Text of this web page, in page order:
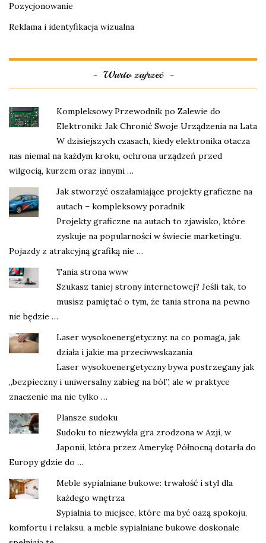
Pozycjonowanie
Reklama i identyfikacja wizualna
Warto zajrzeć
Kompleksowy Przewodnik po Zalewie do
Elektroniki: Jak Chronić Swoje Urządzenia na Lata
W dzisiejszych czasach, kiedy elektronika otacza
nas niemal na każdym kroku, ochrona urządzeń przed
wilgocią, kurzem oraz innymi …
Jak stworzyć oszałamiające projekty graficzne na
autach – kompleksowy poradnik
Projekty graficzne na autach to zjawisko, które
zyskuje na popularności w świecie marketingu.
Pojazdy z atrakcyjną grafiką nie …
Tania strona www
Szukasz taniej strony internetowej? Jeśli tak, to
musisz pamiętać o tym, że tania strona na pewno
nie będzie …
Laser wysokoenergetyczny: na co pomaga, jak
działa i jakie ma przeciwwskazania
Laser wysokoenergetyczny bywa postrzegany jak
„bezpieczny i uniwersalny zabieg na ból”, ale w praktyce
znaczenie ma nie tylko …
Plansze sudoku
Sudoku to niezwykła gra zrodzona w Azji, w
Japonii, która przez Amerykę Północną dotarła do
Europy gdzie do …
Meble sypialniane bukowe: trwałość i styl dla
każdego wnętrza
Sypialnia to miejsce, które ma być oazą spokoju,
komfortu i relaksu, a meble sypialniane bukowe doskonale